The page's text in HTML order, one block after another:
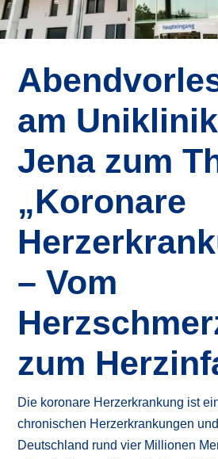
am
Jena zum
„Koronare
– Vom
zum
Die koronare Herzerkrankung ist
chronischen Herzerkrankungen
Deutschland rund vier Millionen